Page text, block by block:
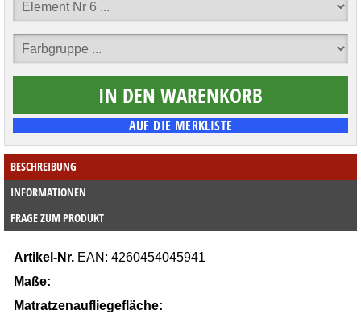
BESCHREIBUNG
INFORMATIONEN
FRAGE ZUM PRODUKT
Artikel-Nr. EAN: 4260454045941
Maße:
Matratzenaufliegefläche: